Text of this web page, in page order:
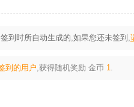
到时所自动生成的,如果您还未签到,
到的用户,获得随机奖励 金币 1.